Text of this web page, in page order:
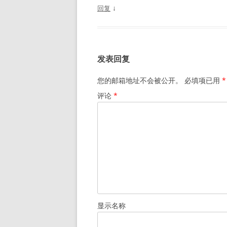
回复 ↓
发表回复
您的邮箱地址不会被公开。 必填项已用 *
评论 *
显示名称